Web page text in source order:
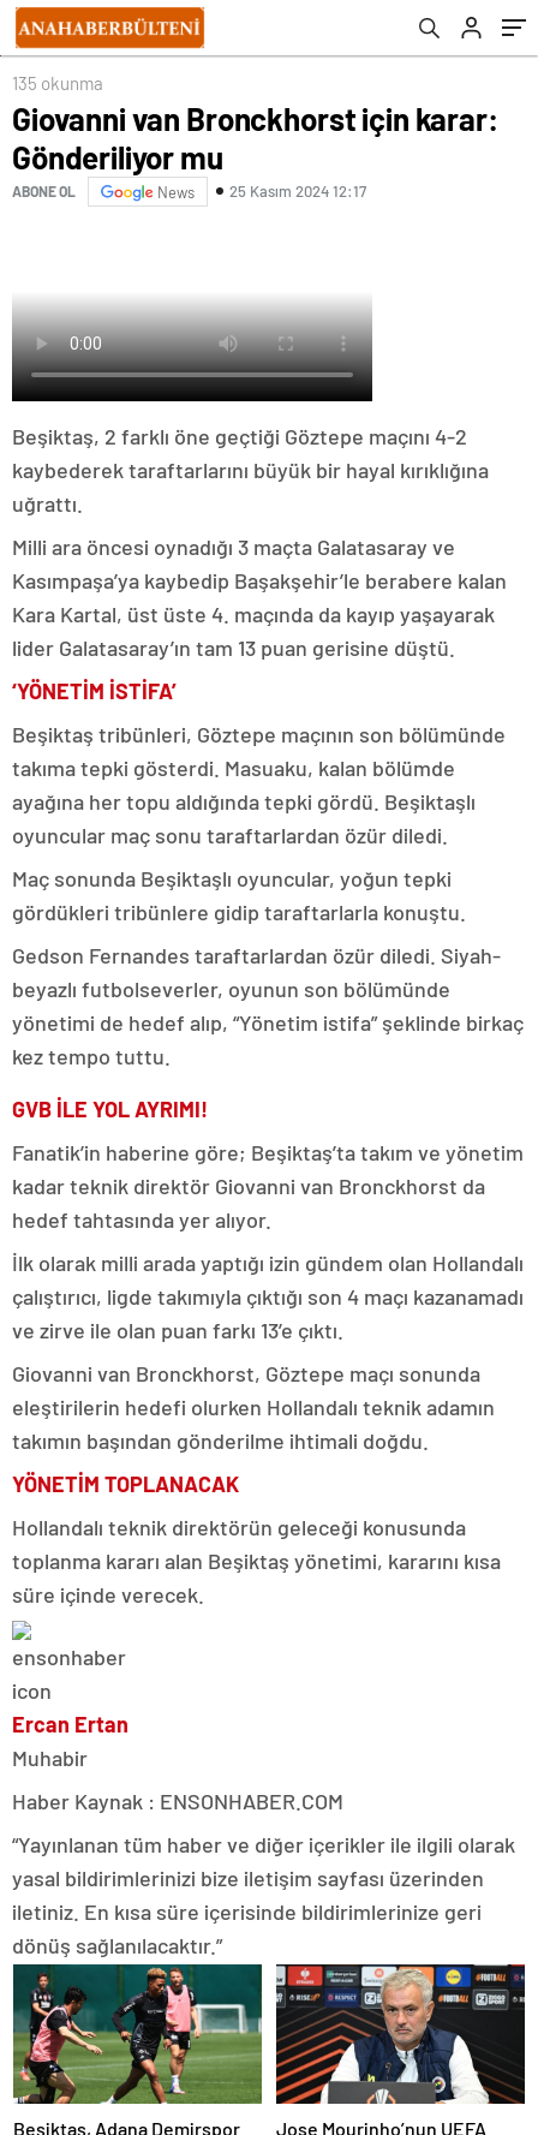
135 okunma
Giovanni van Bronckhorst için karar:
Gönderiliyor mu
ABONE OL News 25 Kasım 2024 12:17
Beşiktaş, 2 farklı öne geçtiği Göztepe maçını 4-2
kaybederek taraftarlarını büyük bir hayal kırıklığına
uğrattı.
Milli ara öncesi oynadığı 3 maçta Galatasaray ve
Kasımpaşa’ya kaybedip Başakşehir’le berabere kalan
Kara Kartal, üst üste 4. maçında da kayıp yaşayarak
lider Galatasaray’ın tam 13 puan gerisine düştü.
‘YÖNETİM İSTİFA’
Beşiktaş tribünleri, Göztepe maçının son bölümünde
takıma tepki gösterdi. Masuaku, kalan bölümde
ayağına her topu aldığında tepki gördü. Beşiktaşlı
oyuncular maç sonu taraftarlardan özür diledi.
Maç sonunda Beşiktaşlı oyuncular, yoğun tepki
gördükleri tribünlere gidip taraftarlarla konuştu.
Gedson Fernandes taraftarlardan özür diledi. Siyah-
beyazlı futbolseverler, oyunun son bölümünde
yönetimi de hedef alıp, “Yönetim istifa” şeklinde birkaç
kez tempo tuttu.
GVB İLE YOL AYRIMI!
Fanatik’in haberine göre; Beşiktaş’ta takım ve yönetim
kadar teknik direktör Giovanni van Bronckhorst da
hedef tahtasında yer alıyor.
İlk olarak milli arada yaptığı izin gündem olan Hollandalı
çalıştırıcı, ligde takımıyla çıktığı son 4 maçı kazanamadı
ve zirve ile olan puan farkı 13’e çıktı.
Giovanni van Bronckhorst, Göztepe maçı sonunda
eleştirilerin hedefi olurken Hollandalı teknik adamın
takımın başından gönderilme ihtimali doğdu.
YÖNETİM TOPLANACAK
Hollandalı teknik direktörün geleceği konusunda
toplanma kararı alan Beşiktaş yönetimi, kararını kısa
süre içinde verecek.
Ercan Ertan
Muhabir
Haber Kaynak : ENSONHABER.COM
“Yayınlanan tüm haber ve diğer içerikler ile ilgili olarak
yasal bildirimlerinizi bize iletişim sayfası üzerinden
iletiniz. En kısa süre içerisinde bildirimlerinize geri
dönüş sağlanılacaktır.”
Beşiktaş, Adana Demirspor
Jose Mourinho’nun UEFA